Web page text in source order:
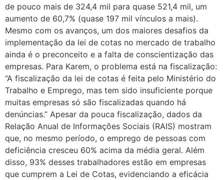
de pouco mais de 324,4 mil para quase 521,4 mil, um
aumento de 60,7% (quase 197 mil vínculos a mais).
Mesmo com os avanços, um dos maiores desafios da
implementação da lei de cotas no mercado de trabalho
ainda é o preconceito e a falta de conscientização das
empresas. Para Karem, o problema está na fiscalização:
“A fiscalização da lei de cotas é feita pelo Ministério do
Trabalho e Emprego, mas tem sido insuficiente porque
muitas empresas só são fiscalizadas quando há
denúncias.” Apesar da pouca fiscalização, dados da
Relação Anual de Informações Sociais (RAIS) mostram
que, no mesmo período, o emprego de pessoas com
deficiência cresceu 60% acima da média geral. Além
disso, 93% desses trabalhadores estão em empresas
que cumprem a Lei de Cotas, evidenciando a eficácia